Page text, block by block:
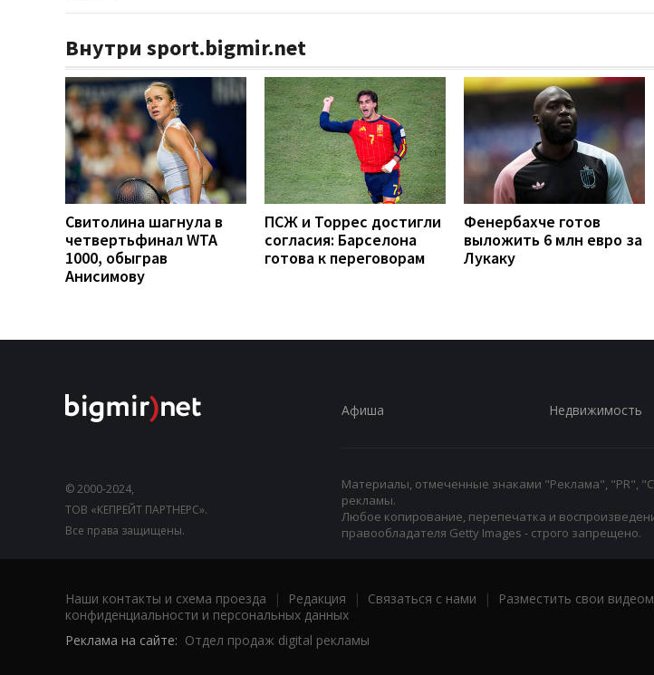
Внутри sport.bigmir.net
Свитолина шагнула в
четвертьфинал WTA
1000, обыграв
Анисимову
ПСЖ и Торрес достигли
согласия: Барселона
готова к переговорам
Фенербахче готов
выложить 6 млн евро за
Лукаку
© 2000-2024,
ТОВ «КЕПРЕЙТ ПАРТНЕРС».
Все права защищены.
Афиша Недвижимость
Материалы, отмеченные знаками "Реклама", "PR",
рекламы.
Любое копирование, перепечатка и
правообладателя Getty Images - строго запрещено.
Наши контакты и схема проезда | Редакция | Связаться с нами | Разместить свои
конфиденциальности и персональных данных
Реклама на сайте: Отдел продаж digital рекламы